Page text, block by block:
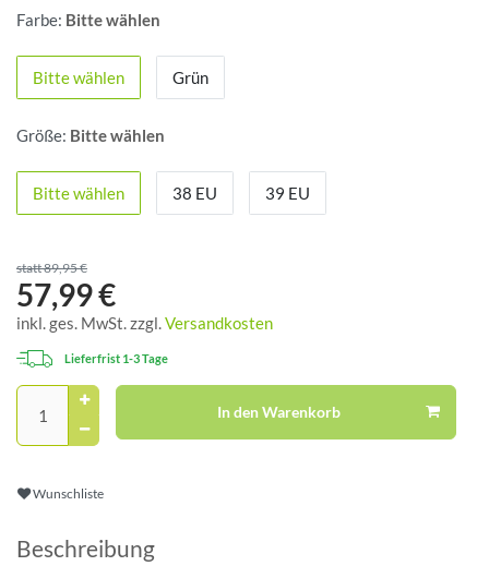
Farbe: Bitte wählen
Bitte wählen Grün
Größe: Bitte wählen
Bitte wählen 38 EU 39 EU
statt 89,95 €
57,99 €
inkl. ges. MwSt. zzgl.Versandkosten
Lieferfrist 1-3 Tage
In den Warenkorb
Wunschliste
Beschreibung